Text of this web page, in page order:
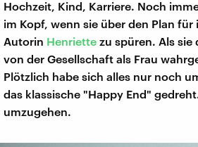
Hochzeit, Kind, Karriere. Noch
im Kopf, wenn sie über den Plan
Autorin Henriette zu spüren. Als sie
von der Gesellschaft als Frau
Plötzlich habe sich alles nur noch
das klassische "Happy End"
umzugehen.